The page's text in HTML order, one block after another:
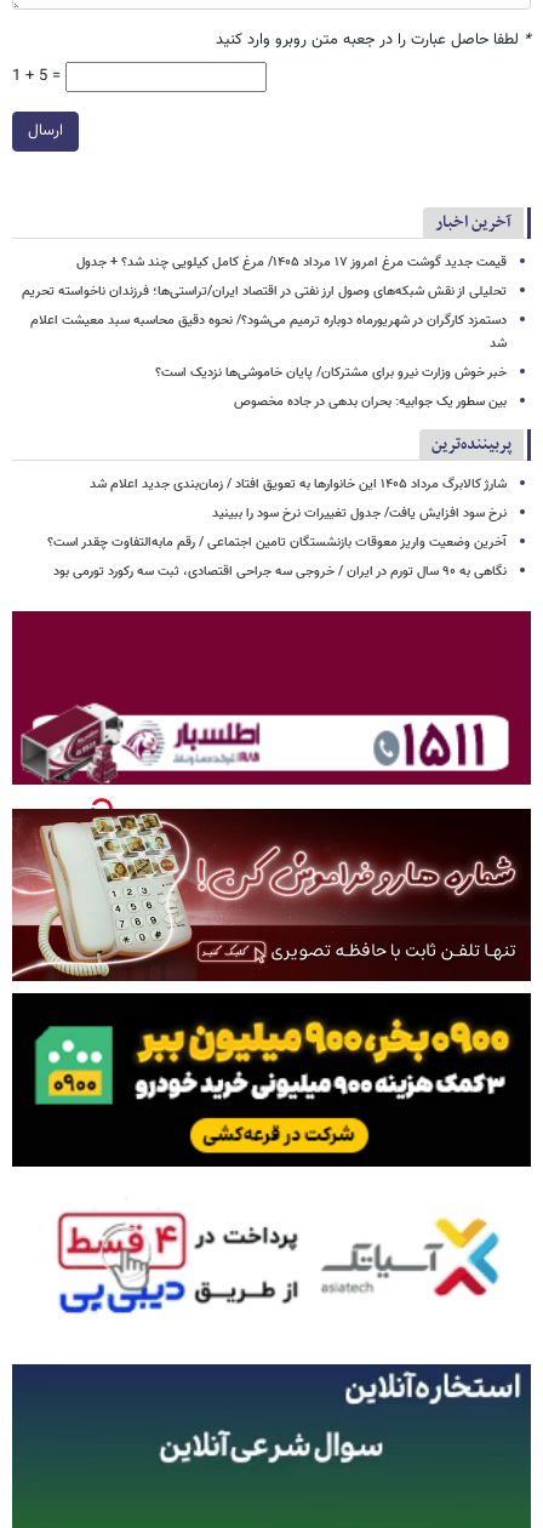
* لطفا حاصل عبارت را در جعبه متن روبرو وارد کنید
1 + 5 =
ارسال
آخرین اخبار
قیمت جدید گوشت مرغ امروز ۱۷ مرداد ۱۴۰۵/ مرغ کامل کیلویی چند شد؟ + جدول
تحلیلی از نقش شبکه‌های وصول ارز نفتی در اقتصاد ایران/تراستی‌ها؛ فرزندان ناخواسته تحریم
دستمزد کارگران در شهریورماه دوباره ترمیم می‌شود؟/ نحوه دقیق محاسبه سبد معیشت اعلام
شد
خبر خوش وزارت نیرو برای مشترکان/ پایان خاموشی‌ها نزدیک است؟
بین سطور یک جوابیه: بحران بدهی در جاده مخصوص
پربیننده‌ترین
شارژ کالابرگ مرداد ۱۴۰۵ این خانوارها به تعویق افتاد / زمان‌بندی جدید اعلام شد
نرخ سود افزایش یافت/ جدول تغییرات نرخ سود را ببینید
آخرین وضعیت واریز معوقات بازنشستگان تامین اجتماعی / رقم مابه‌التفاوت چقدر است؟
نگاهی به ۹۰ سال تورم در ایران / خروجی سه جراحی اقتصادی، ثبت سه رکورد تورمی بود